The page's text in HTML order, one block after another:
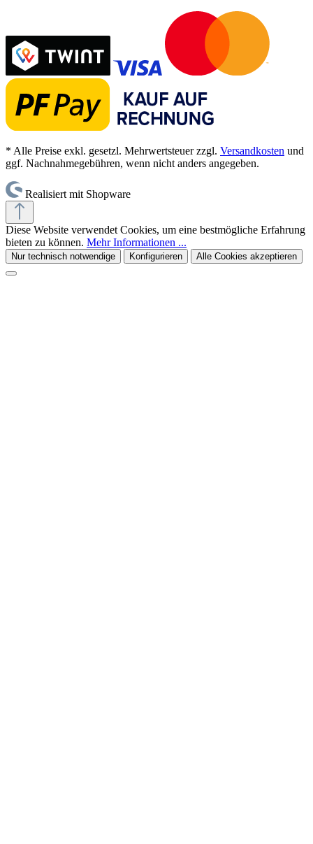
* Alle Preise exkl. gesetzl. Mehrwertsteuer zzgl. Versandkosten und
ggf. Nachnahmegebühren, wenn nicht anders angegeben.
Realisiert mit Shopware
Diese Website verwendet Cookies, um eine bestmögliche Erfahrung
bieten zu können. Mehr Informationen ...
Nur technisch notwendige Konfigurieren Alle Cookies akzeptieren